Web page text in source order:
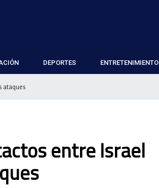
DEPORTES ENTRETENIMIENTO
ataques
entre Israel